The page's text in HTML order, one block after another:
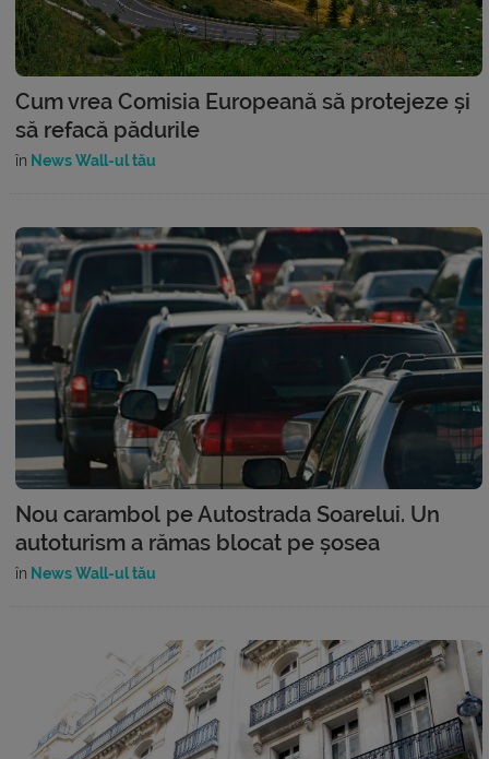
Cum vrea Comisia Europeană să protejeze și
să refacă pădurile
în News Wall-ul tău
Nou carambol pe Autostrada Soarelui. Un
autoturism a rămas blocat pe șosea
în News Wall-ul tău